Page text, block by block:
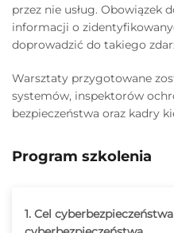
przez nie usług. Obowiązek
informacji o
doprowadzić do takiego
Warsztaty przygotowane
systemów, inspektorów
bezpieczeństwa oraz kadry
Program szkolenia
1. Cel cyberbezpieczeństwa